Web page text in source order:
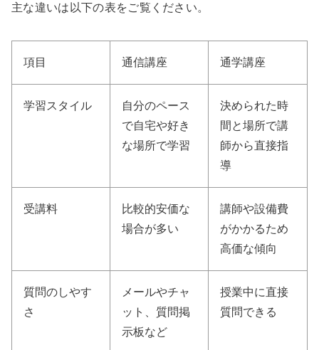
主な違いは以下の表をご覧ください。
項目 通信講座 通学講座
学習スタイル
自分のペース
で自宅や好き
な場所で学習
決められた時
間と場所で講
師から直接指
導
受講料
比較的安価な
場合が多い
講師や設備費
がかかるため
高価な傾向
質問のしやす
さ
メールやチャ
ット、質問掲
示板など
授業中に直接
質問できる